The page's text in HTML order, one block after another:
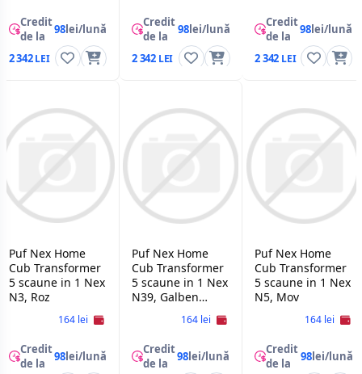
Credit
de la
98lei/lună
2 342
Credit
de la
98lei/lună
2 342
Credit
de la
98lei/lună
2 342
Puf Nex Home
Cub Transformer
5 scaune in 1 Nex
N3, Roz
164 lei
Credit
de la
98lei/lună
Puf Nex Home
Cub Transformer
5 scaune in 1 Nex
N39, Galben
164 lei
Credit
de la
98lei/lună
Puf Nex Home
Cub Transformer
5 scaune in 1 Nex
N5, Mov
164 lei
Credit
de la
98lei/lună